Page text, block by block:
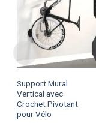
Support Mural
Vertical avec
Crochet Pivotant
pour Vélo